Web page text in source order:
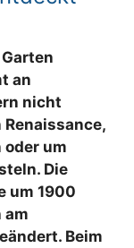
an
nicht
oder um
Die
um 1900
am
Beim